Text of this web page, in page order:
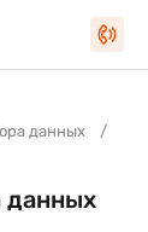
данных
данных